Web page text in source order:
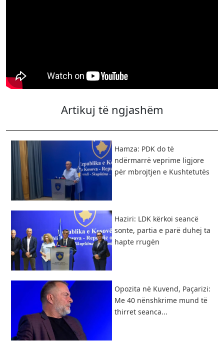
Artikuj të ngjashëm
Hamza: PDK do të
ndërmarrë veprime ligjore
për mbrojtjen e Kushtetutës
Haziri: LDK kërkoi seancë
sonte, partia e parë duhej ta
hapte rrugën
Opozita në Kuvend, Paçarizi:
Me 40 nënshkrime mund të
thirret seanca...